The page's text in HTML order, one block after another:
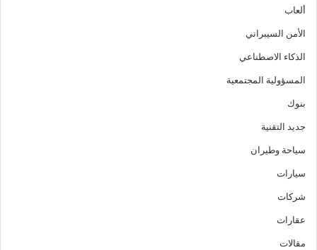
ألعاب
الأمن السيبراني
الذكاء الاصطناعي
المسؤولية المجتمعية
بنوك
جديد التقنية
سياحة وطيران
سيارات
شركات
عقارات
مقالات